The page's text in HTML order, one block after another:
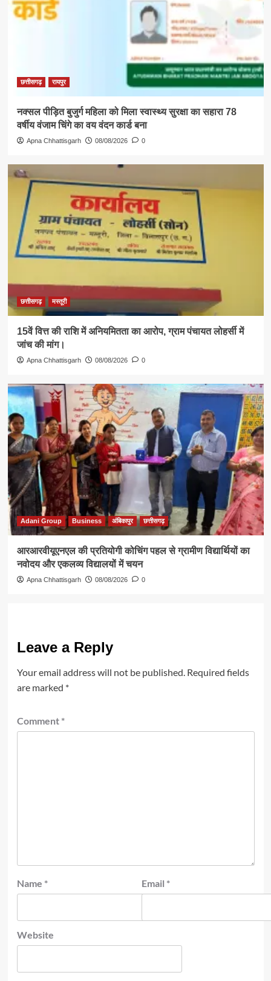
छत्तीसगढ़ रायपुर
नक्सल पीड़ित बुजुर्ग महिला को मिला स्वास्थ्य सुरक्षा का सहारा 78
वर्षीय वंजाम चिंगे का वय वंदन कार्ड बना
Apna Chhattisgarh 08/08/2026 0
छत्तीसगढ़ मस्तूरी
15वें वित्त की राशि में अनियमितता का आरोप, ग्राम पंचायत लोहर्सी में
जांच की मांग।
Apna Chhattisgarh 08/08/2026 0
Adani Group Business अंबिकापुर छत्तीसगढ़
आरआरवीयूएनएल की प्रतियोगी कोचिंग पहल से ग्रामीण विद्यार्थियों का
नवोदय और एकलव्य विद्यालयों में चयन
Apna Chhattisgarh 08/08/2026 0
Leave a Reply
Your email address will not be published. Required fields
are marked *
Comment *
Name * Email *
Website